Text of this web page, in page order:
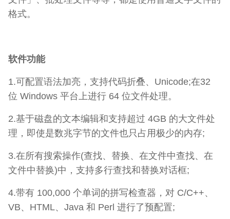
格式。
软件功能
1.可配置语法加亮，支持代码折叠、Unicode;在32
位 Windows 平台上进行 64 位文件处理。
2.基于磁盘的文本编辑和支持超过 4GB 的大文件处
理，即使是数兆字节的文件也只占用极少的内存;
3.在所有搜索操作(查找、替换、在文件中查找、在
文件中替换)中，支持多行查找和替换对话框;
4.带有 100,000 个单词的拼写检查器，对 C/C++、
VB、HTML、Java 和 Perl 进行了预配置;